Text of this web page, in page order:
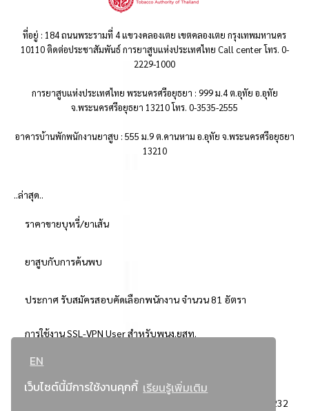
EN
เว็บไซต์นี้มีการใช้งานคุกกี้ เรียนรู้เพิ่มเติม
ที่อยู่ : 184 ถนนพระรามที่ 4 แขวงคลองเตย เขตคลองเตย กรุงเทพมหานคร
10110 ติดต่อประชาสัมพันธ์ การยาสูบแห่งประเทศไทย Call center โทร. 0-
2229-1000
การยาสูบแห่งประเทศไทย พระนครศรีอยุธยา : 999 ม.4 ต.อุทัย อ.อุทัย
จ.พระนครศรีอยุธยา 13210 โทร. 0-3535-2555
อาคารบ้านพักพนักงานยาสูบ : 555 ม.9 ต.คานหาม อ.อุทัย จ.พระนครศรีอยุธยา
13210
..ล่าสุด..
ราคาขายบุหรี่/ยาเส้น
ยาสูบกับการค้นพบ
ประกาศ รับสมัครสอบคัดเลือกพนักงาน จำนวน 81 อัตรา
การใช้งาน SSL-VPN User สำหรับพนง.ยสท.
..ยอดนิยม..
3232